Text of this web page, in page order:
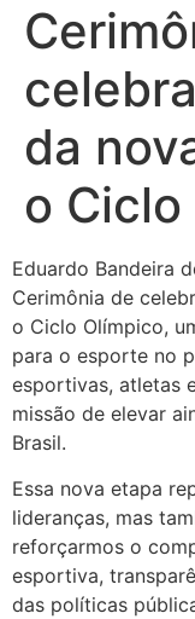
da
o
Eduardo Bandeira
Cerimônia de
o Ciclo Olímpico,
para o esporte no
esportivas, atletas
missão de elevar
Brasil.
Essa nova etapa
lideranças, mas
reforçarmos o
esportiva,
das políticas